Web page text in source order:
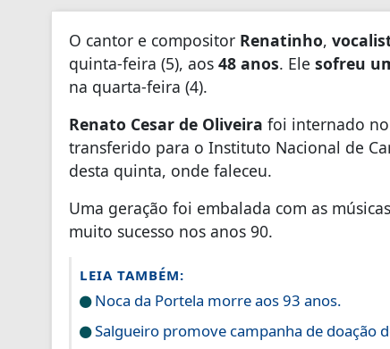
O cantor e compositor Renatinho,
quinta-feira (5), aos 48 anos. Ele sofreu
na quarta-feira (4).
Renato Cesar de Oliveira foi internado
transferido para o Instituto Nacional de
desta quinta, onde faleceu.
Uma geração foi embalada com as
muito sucesso nos anos 90.
LEIA TAMBÉM:
Noca da Portela morre aos 93 anos.
Salgueiro promove campanha de doação